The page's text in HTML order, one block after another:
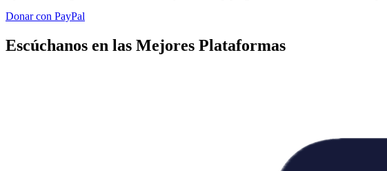
Donar con PayPal
Escúchanos en las Mejores Plataformas